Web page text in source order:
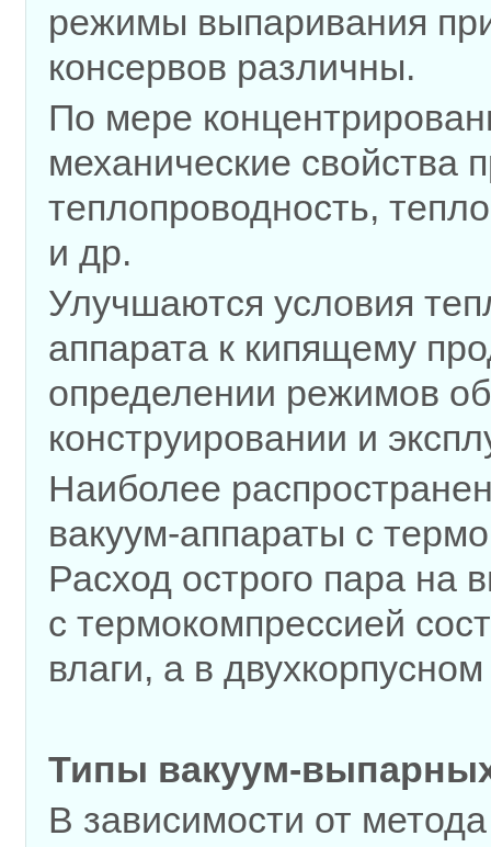
режимы выпаривания
консервов различны.
По мере
механические свойства
теплопроводность,
и др.
Улучшаются условия
аппарата к кипящему
определении режимов
конструировании и
Наиболее
вакуум-аппараты с
Расход острого пара на
с термокомпрессией
влаги, а в двухкорпусном
Типы вакуум-
В зависимости от